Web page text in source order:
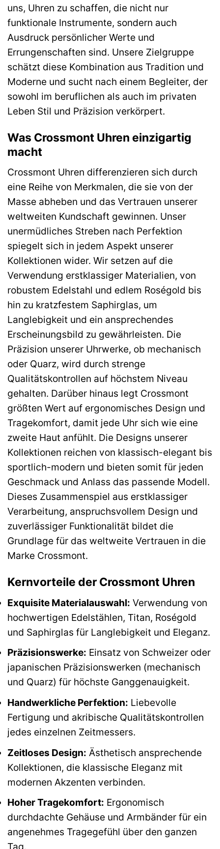
uns, Uhren zu schaffen, die nicht nur
funktionale Instrumente, sondern auch
Ausdruck persönlicher Werte und
Errungenschaften sind. Unsere Zielgruppe
schätzt diese Kombination aus Tradition und
Moderne und sucht nach einem Begleiter, der
sowohl im beruflichen als auch im privaten
Leben Stil und Präzision verkörpert.
Was Crossmont Uhren einzigartig
macht
Crossmont Uhren differenzieren sich durch
eine Reihe von Merkmalen, die sie von der
Masse abheben und das Vertrauen unserer
weltweiten Kundschaft gewinnen. Unser
unermüdliches Streben nach Perfektion
spiegelt sich in jedem Aspekt unserer
Kollektionen wider. Wir setzen auf die
Verwendung erstklassiger Materialien, von
robustem Edelstahl und edlem Roségold bis
hin zu kratzfestem Saphirglas, um
Langlebigkeit und ein ansprechendes
Erscheinungsbild zu gewährleisten. Die
Präzision unserer Uhrwerke, ob mechanisch
oder Quarz, wird durch strenge
Qualitätskontrollen auf höchstem Niveau
gehalten. Darüber hinaus legt Crossmont
größten Wert auf ergonomisches Design und
Tragekomfort, damit jede Uhr sich wie eine
zweite Haut anfühlt. Die Designs unserer
Kollektionen reichen von klassisch-elegant bis
sportlich-modern und bieten somit für jeden
Geschmack und Anlass das passende Modell.
Dieses Zusammenspiel aus erstklassiger
Verarbeitung, anspruchsvollem Design und
zuverlässiger Funktionalität bildet die
Grundlage für das weltweite Vertrauen in die
Marke Crossmont.
Kernvorteile der Crossmont Uhren
Exquisite Materialauswahl: Verwendung von
hochwertigen Edelstählen, Titan, Roségold
und Saphirglas für Langlebigkeit und Eleganz.
Präzisionswerke: Einsatz von Schweizer oder
japanischen Präzisionswerken (mechanisch
und Quarz) für höchste Ganggenauigkeit.
Handwerkliche Perfektion: Liebevolle
Fertigung und akribische Qualitätskontrollen
jedes einzelnen Zeitmessers.
Zeitloses Design: Ästhetisch ansprechende
Kollektionen, die klassische Eleganz mit
modernen Akzenten verbinden.
Hoher Tragekomfort: Ergonomisch
durchdachte Gehäuse und Armbänder für ein
angenehmes Tragegefühl über den ganzen
Tag.